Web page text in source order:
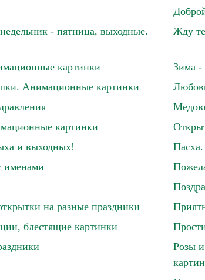
- пятница, выходные.
Жду
картинки
Зима -
Анимационные картинки
картинки
и выходных!
именами
на разные праздники
блестящие картинки
Розы